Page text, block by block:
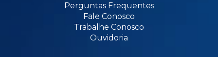
Perguntas Frequentes
Fale Conosco
Trabalhe Conosco
Ouvidoria